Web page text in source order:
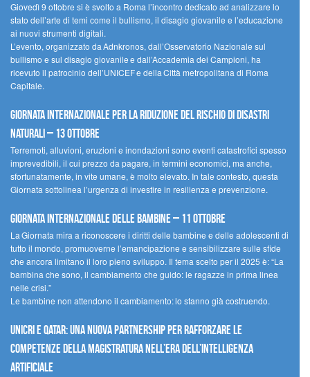
Giovedì 9 ottobre si è svolto a Roma l’incontro dedicato ad analizzare lo
stato dell’arte di temi come il bullismo, il disagio giovanile e l’educazione
ai nuovi strumenti digitali.
L’evento, organizzato da Adnkronos, dall’Osservatorio Nazionale sul
bullismo e sul disagio giovanile e dall’Accademia dei Campioni, ha
ricevuto il patrocinio dell’UNICEF e della Città metropolitana di Roma
Capitale.
Giornata internazionale per la riduzione del rischio di disastri
naturali – 13 ottobre
Terremoti, alluvioni, eruzioni e inondazioni sono eventi catastrofici spesso
imprevedibili, il cui prezzo da pagare, in termini economici, ma anche,
sfortunatamente, in vite umane, è molto elevato. In tale contesto, questa
Giornata sottolinea l’urgenza di investire in resilienza e prevenzione.
Giornata internazionale delle bambine – 11 ottobre
La Giornata mira a riconoscere i diritti delle bambine e delle adolescenti di
tutto il mondo, promuoverne l’emancipazione e sensibilizzare sulle sfide
che ancora limitano il loro pieno sviluppo. Il tema scelto per il 2025 è: “La
bambina che sono, il cambiamento che guido: le ragazze in prima linea
nelle crisi.”
Le bambine non attendono il cambiamento: lo stanno già costruendo.
UNICRI e Qatar: una nuova partnership per rafforzare le
competenze della magistratura nell’era dell’intelligenza
artificiale